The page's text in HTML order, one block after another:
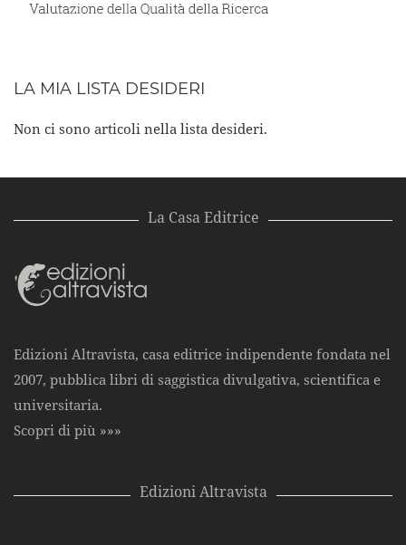
LA MIA LISTA DESIDERI
Non ci sono articoli nella lista desideri.
La Casa Editrice
Edizioni Altravista, casa editrice indipendente fondata nel
2007, pubblica libri di saggistica divulgativa, scientifica e
universitaria.
Scopri di più »»»
Edizioni Altravista